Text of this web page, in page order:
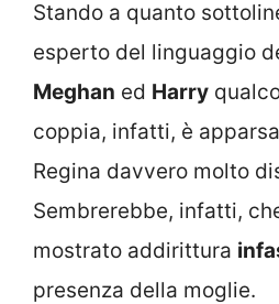
Stando a quanto
esperto del linguaggio
Meghan ed Harry
coppia, infatti, è
Regina davvero molto
Sembrerebbe, infatti,
mostrato addirittura
presenza della moglie.